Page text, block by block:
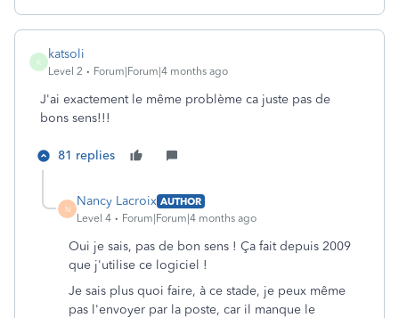
K
katsoli
Level 2 Forum|Forum|4 months ago
J'ai exactement le même problème ca juste pas de
bons sens!!!
81 replies
N
Nancy Lacroix AUTHOR
Level 4
Forum|Forum|4 months ago
Oui je sais, pas de bon sens ! Ça fait depuis 2009
que j'utilise ce logiciel !
Je sais plus quoi faire, à ce stade, je peux même
pas l'envoyer par la poste, car il manque le